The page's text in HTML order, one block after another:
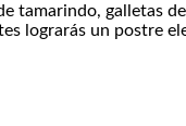
tamarindo, galletas
lograrás un postre